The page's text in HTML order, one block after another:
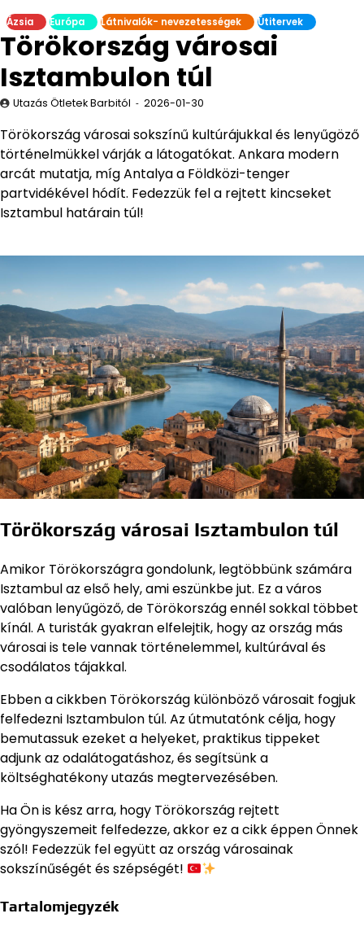
Ázsia Európa Látnivalók- nevezetességek Útitervek
Törökország városai
Isztambulon túl
Utazás Ötletek Barbitól 2026-01-30
Törökország városai sokszínű kultúrájukkal és lenyűgöző
történelmükkel várják a látogatókat. Ankara modern
arcát mutatja, míg Antalya a Földközi-tenger
partvidékével hódít. Fedezzük fel a rejtett kincseket
Isztambul határain túl!
Törökország városai Isztambulon túl
Amikor Törökországra gondolunk, legtöbbünk számára
Isztambul az első hely, ami eszünkbe jut. Ez a város
valóban lenyűgöző, de Törökország ennél sokkal többet
kínál. A turisták gyakran elfelejtik, hogy az ország más
városai is tele vannak történelemmel, kultúrával és
csodálatos tájakkal.
Ebben a cikkben Törökország különböző városait fogjuk
felfedezni Isztambulon túl. Az útmutatónk célja, hogy
bemutassuk ezeket a helyeket, praktikus tippeket
adjunk az odalátogatáshoz, és segítsünk a
költséghatékony utazás megtervezésében.
Ha Ön is kész arra, hogy Törökország rejtett
gyöngyszemeit felfedezze, akkor ez a cikk éppen Önnek
szól! Fedezzük fel együtt az ország városainak
sokszínűségét és szépségét!
Tartalomjegyzék